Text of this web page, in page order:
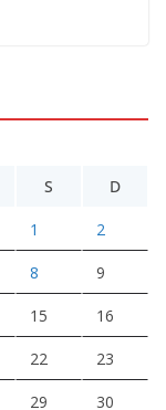
S D
1 2
8 9
15 16
22 23
29 30